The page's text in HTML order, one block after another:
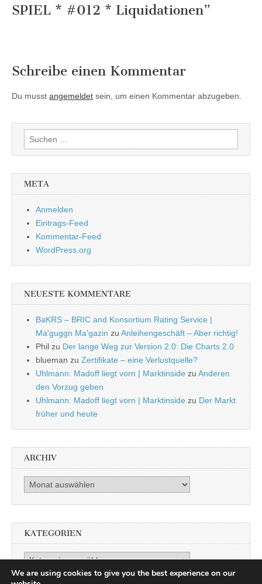
SPIEL * #012 * Liquidationen”
Schreibe einen Kommentar
Du musst angemeldet sein, um einen Kommentar abzugeben.
Suchen
nach:
META
Anmelden
Eintrags-Feed
Kommentar-Feed
WordPress.org
NEUESTE KOMMENTARE
BaKRS – BRIC and Konsortium Rating Service |
Ma'guggn Ma'gazin zu Anleihengeschäft – Aber richtig!
Phil zu Der lange Weg zur Version 2.0: Die Charts 2.0
blueman zu Zertifikate – eine Verlustquelle?
Uhlmann: Madoff liegt vorn | Marktinside zu Anderen
den Vorzug geben
Uhlmann: Madoff liegt vorn | Marktinside zu Der Markt
früher und heute
ARCHIV
Archiv
KATEGORIEN
Kategorien
We are using cookies to give you the best experience on our